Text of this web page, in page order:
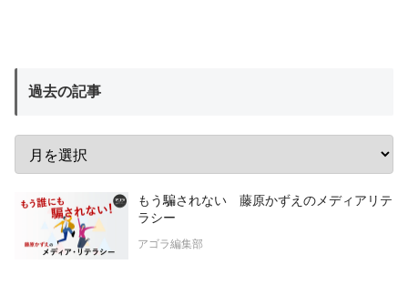
過去の記事
もう騙されない 藤原かずえのメディアリテ
ラシー
アゴラ編集部